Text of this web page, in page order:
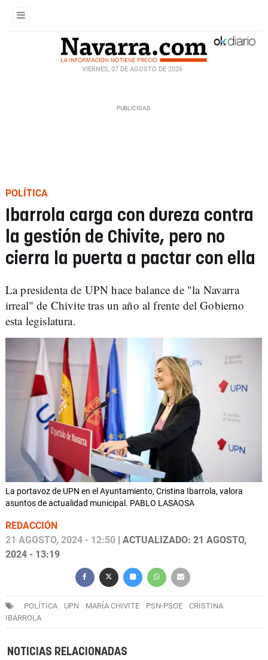
VIERNES, 07 DE AGOSTO DE 2026
POLÍTICA
Ibarrola carga con dureza contra
la gestión de Chivite, pero no
cierra la puerta a pactar con ella
La presidenta de UPN hace balance de "la Navarra
irreal" de Chivite tras un año al frente del Gobierno
esta legislatura.
La portavoz de UPN en el Ayuntamiento, Cristina Ibarrola, valora
asuntos de actualidad municipal. PABLO LASAOSA
REDACCIÓN
21 AGOSTO, 2024 - 12:50 | ACTUALIZADO: 21 AGOSTO,
2024 - 13:19
POLÍTICA UPN MARÍA CHIVITE PSN-PSOE
CRISTINA
IBARROLA
NOTICIAS RELACIONADAS